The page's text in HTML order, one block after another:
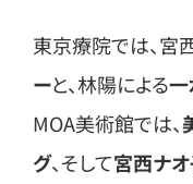
東京療院では、宮
ーと、林陽による一
MOA美術館では、
グ、そして宮西ナ